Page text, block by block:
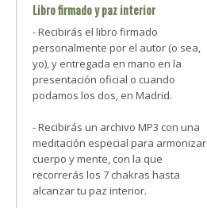
Libro firmado y paz interior
- Recibirás el libro firmado
personalmente por el autor (o sea,
yo), y entregada en mano en la
presentación oficial o cuando
podamos los dos, en Madrid.
- Recibirás un archivo MP3 con una
meditación especial para armonizar
cuerpo y mente, con la que
recorrerás los 7 chakras hasta
alcanzar tu paz interior.